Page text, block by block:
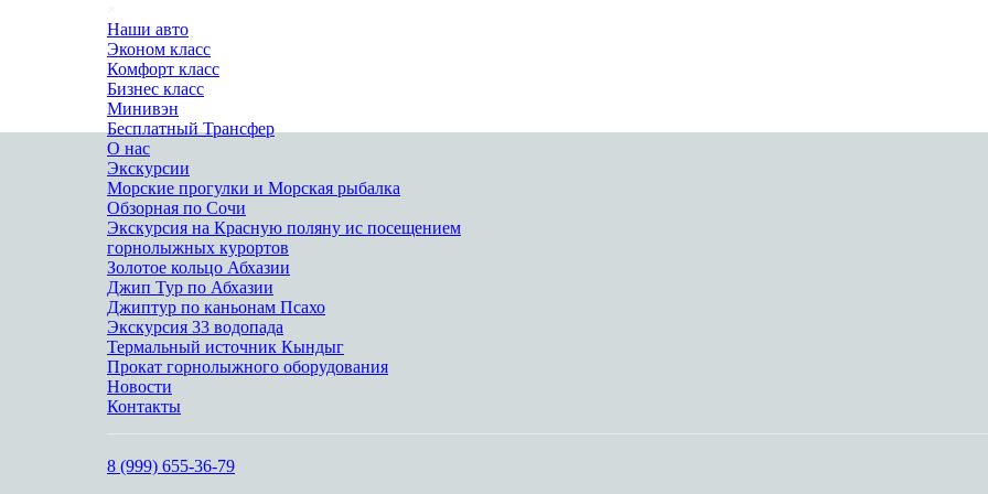
Наши авто
Эконом класс
Комфорт класс
Бизнес класс
Минивэн
Бесплатный Трансфер
О нас
Экскурсии
Морские прогулки и Морская рыбалка
Обзорная по Сочи
Экскурсия на Красную поляну ис посещением
горнолыжных курортов
Золотое кольцо Абхазии
Джип Тур по Абхазии
Джиптур по каньонам Псахо
Экскурсия 33 водопада
Термальный источник Кындыг
Прокат горнолыжного оборудования
Новости
Контакты
8 (999) 655-36-79